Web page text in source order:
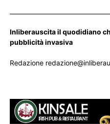
Inliberauscita il quodidiano
pubblicità invasiva
Redazione